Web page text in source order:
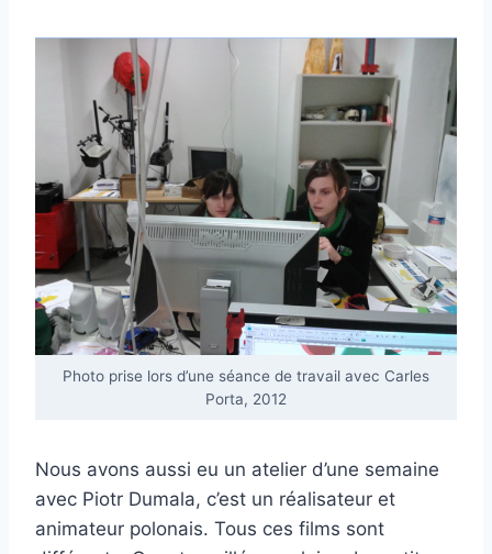
Photo prise lors d’une séance de travail avec Carles
Porta, 2012
Nous avons aussi eu un atelier d’une semaine
avec Piotr Dumala, c’est un réalisateur et
animateur polonais. Tous ces films sont